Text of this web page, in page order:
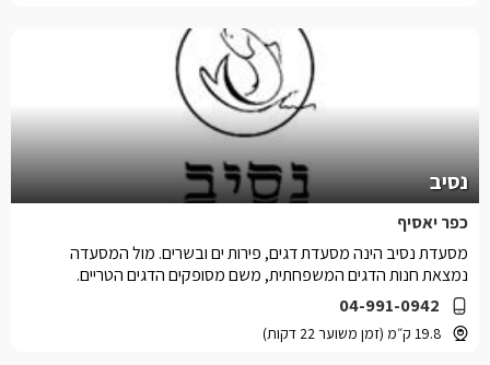
נסיב
כפר יאסיף
04-991-0942
19.8 ק״מ (זמן משוער 22 דקות)
מסעדת נסיב הינה מסעדת דגים, פירות ים ובשרים. מול המסעדה
נמצאת חנות הדגים המשפחתית, משם מסופקים הדגים הטריים.